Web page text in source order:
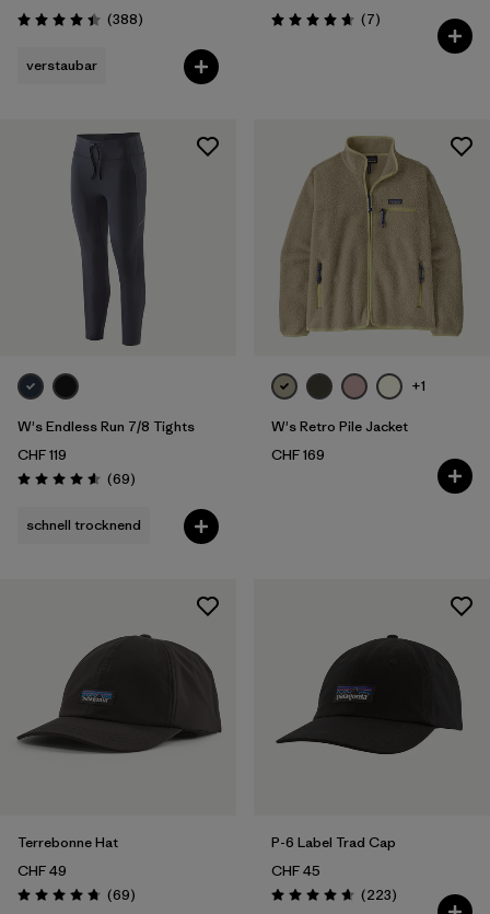
Bewertung: 4.4 / 5
(388Rezensionen
)
verstaubar
Bewertung: 4.7 / 5
(7Rezensionen
)
W's Endless Run 7/8 Tights
CHF 119
Bewertung: 4.6 / 5
(69Rezensionen
)
schnell trocknend
+1
W's Retro Pile Jacket
CHF 169
Terrebonne Hat
CHF 49
Bewertung: 4.8 / 5
(69Rezensionen
)
P-6 Label Trad Cap
CHF 45
Bewertung: 4.7 / 5
(223Rezensionen
)